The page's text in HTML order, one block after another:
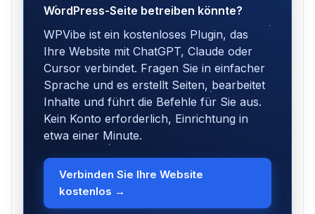
WordPress-Seite betreiben könnte?
WPVibe ist ein kostenloses Plugin, das
Ihre Website mit ChatGPT, Claude oder
Cursor verbindet. Fragen Sie in einfacher
Sprache und es erstellt Seiten, bearbeitet
Inhalte und führt die Befehle für Sie aus.
Kein Konto erforderlich, Einrichtung in
etwa einer Minute.
Verbinden Sie Ihre Website
kostenlos →